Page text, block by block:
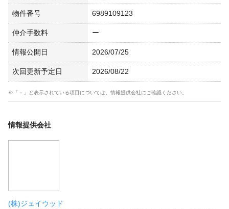
物件番号 6989109123
仲介手数料 ー
情報公開日 2026/07/25
次回更新予定日 2026/08/22
※「－」と表示されている項目については、情報提供会社にご確認ください。
情報提供会社
(株)ジェイウッド